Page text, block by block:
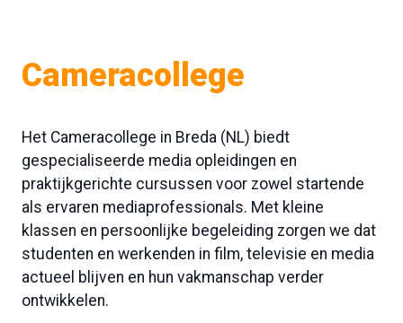
Cameracollege
Het Cameracollege in Breda (NL) biedt
gespecialiseerde media opleidingen en
praktijkgerichte cursussen voor zowel startende
als ervaren mediaprofessionals. Met kleine
klassen en persoonlijke begeleiding zorgen we dat
studenten en werkenden in film, televisie en media
actueel blijven en hun vakmanschap verder
ontwikkelen.